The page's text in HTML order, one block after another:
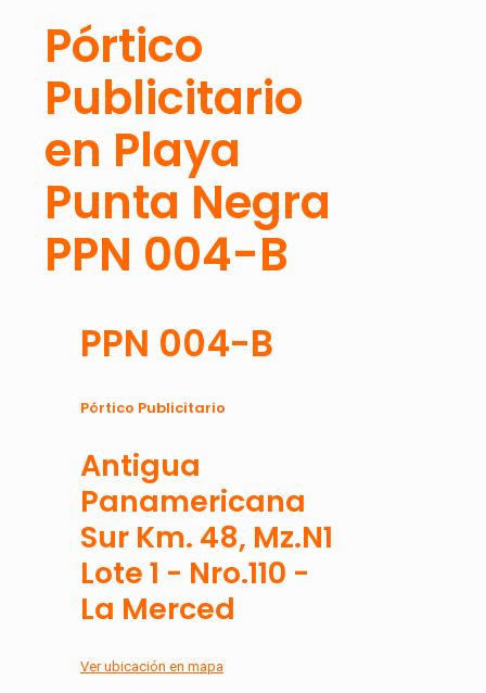
Pórtico
Publicitario
en Playa
Punta Negra
PPN 004-B
PPN 004-B
Pórtico Publicitario
Antigua
Panamericana
Sur Km. 48, Mz.N1
Lote 1 - Nro.110 -
La Merced
Ver ubicación en mapa